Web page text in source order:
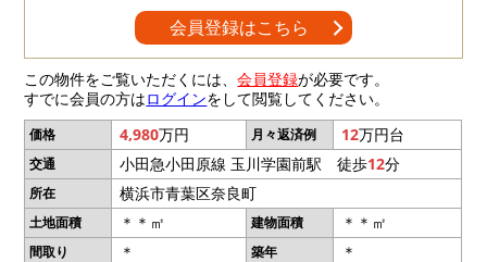
会員登録はこちら
この物件をご覧いただくには、会員登録が必要です。
すでに会員の方はログインをして閲覧してください。
価格 4,980万円 月々返済例 12万円台
交通 小田急小田原線 玉川学園前駅 徒歩12分
所在 横浜市青葉区奈良町
土地面積 ＊＊㎡ 建物面積 ＊＊㎡
間取り ＊ 築年 ＊